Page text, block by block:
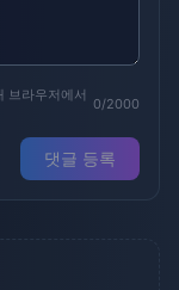
브라우저에서
0/2000
댓글 등록